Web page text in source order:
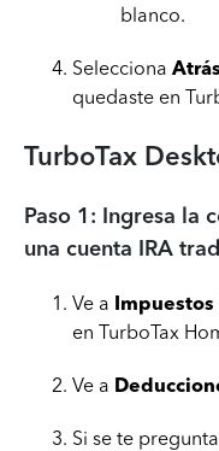
blanco.
Selecciona Atrás
quedaste en
TurboTax
Paso 1: Ingresa la
una cuenta IRA
Ve a
en TurboTax
Ve a
Si se te pregunta